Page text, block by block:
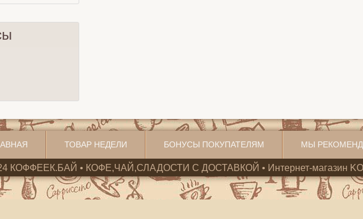
ТОВАР НЕДЕЛИ БОНУСЫ ПОКУПАТЕЛЯМ МЫ
КОФФЕЕК.БАЙ • КОФЕ,ЧАЙ,СЛАДОСТИ С ДОСТАВКОЙ • Интернет-магазин